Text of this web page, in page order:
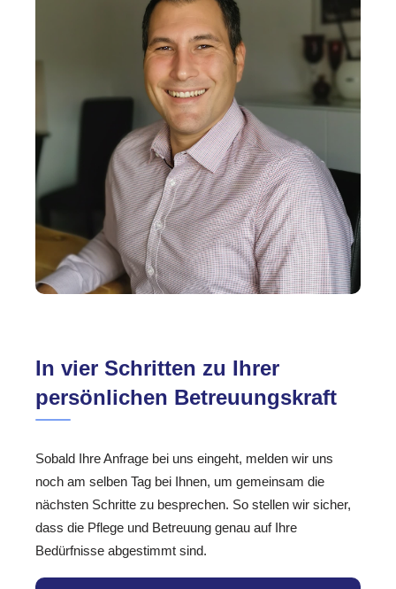
In vier Schritten zu Ihrer
persönlichen Betreuungskraft
Sobald Ihre Anfrage bei uns eingeht, melden wir uns
noch am selben Tag bei Ihnen, um gemeinsam die
nächsten Schritte zu besprechen. So stellen wir sicher,
dass die Pflege und Betreuung genau auf Ihre
Bedürfnisse abgestimmt sind.